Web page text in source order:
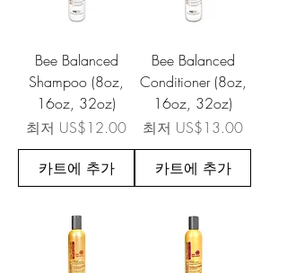
Bee Balanced
Shampoo (8oz,
16oz, 32oz)
최저 US$12.00
할인가
카트에 추가
Bee Balanced
Conditioner (8oz,
16oz, 32oz)
최저 US$13.00
할인가
카트에 추가